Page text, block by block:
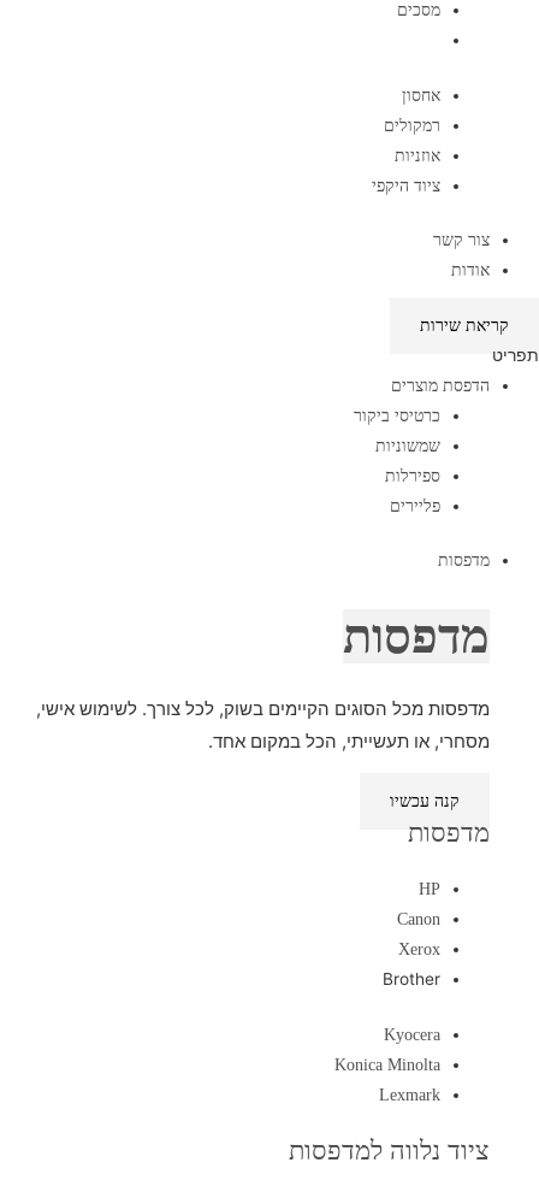
מסכים
אחסון
רמקולים
אוזניות
ציוד היקפי
צור קשר
אודות
קריאת שירות
תפריט
הדפסת מוצרים
כרטיסי ביקור
שמשוניות
ספירלות
פליירים
מדפסות
מדפסות
מדפסות מכל הסוגים הקיימים בשוק, לכל צורך. לשימוש אישי,
מסחרי, או תעשייתי, הכל במקום אחד.
קנה עכשיו
מדפסות
HP
Canon
Xerox
Brother
Kyocera
Konica Minolta
Lexmark
ציוד נלווה למדפסות